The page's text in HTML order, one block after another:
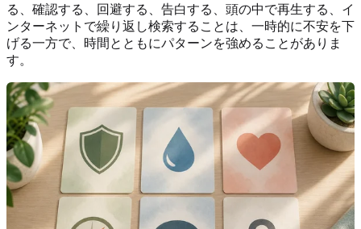
る、確認する、回避する、告白する、頭の中で再生する、イ
ンターネットで繰り返し検索することは、一時的に不安を下
げる一方で、時間とともにパターンを強めることがありま
す。